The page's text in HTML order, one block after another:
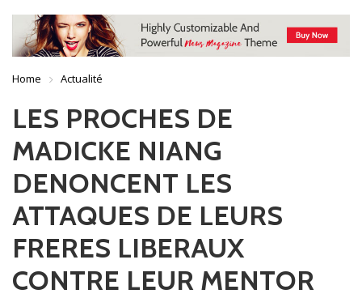
Home Actualité
LES PROCHES DE
MADICKE NIANG
DENONCENT LES
ATTAQUES DE LEURS
FRERES LIBERAUX
CONTRE LEUR MENTOR